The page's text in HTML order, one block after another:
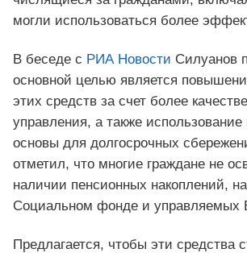
могли использоваться более
В беседе с РИА Новости Силуанов
основной целью является
этих средств за счет более
управления, а также использование
основы для долгосрочных
отметил, что многие граждане не
наличии пенсионных накоплений,
Социальном фонде и управляемых
Предлагается, чтобы эти средства